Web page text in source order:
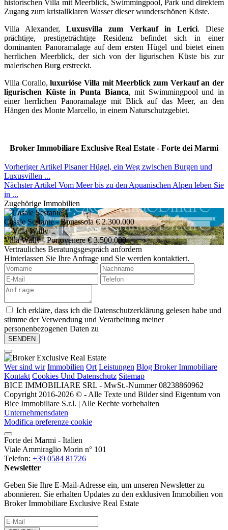
historischen Villa mit Meerblick, Swimmingpool, Park und direktem
Zugang zum kristallklaren Wasser dieser wunderschönen Küste.
Villa Alexander,Luxusvilla zum Verkauf in Lerici. Diese
prächtige, prestigeträchtige Residenz befindet sich in einer
dominanten Panoramalage auf dem ersten Hügel und bietet einen
herrlichen Meerblick, der sich von der ligurischen Küste bis zur
malerischen Burg erstreckt.
Villa Corallo,luxuriöse Villa mit Meerblick zum Verkauf an der
ligurischen Küste in Punta Bianca, mit Swimmingpool und in
einer herrlichen Panoramalage mit Blick auf das Meer, an den
Hängen des Monte Marcello, in einem Naturschutzgebiet.
Broker Immobiliare Exclusive Real Estate - Forte dei Marmi
Vorheriger Artikel Pisaner Hügel, ein Weg zwischen Burgen und
Luxusvillen ...
Nächster Artikel Vom Meer bis zu den Apuanischen Alpen leben Sie
in ...
Zugehörige Immobilien
Casale Sestante- Bonassola € 2.300.000
Villa Wally- Portovenere € 3.500.000
Vertrauliches Beratungsgespräch anfordern
Hinterlassen Sie Ihre Anfrage und Sie werden kontaktiert.
Ich erkläre, dass ich die Datenschutzerklärung gelesen habe und
stimme der Verwendung und Verarbeitung meiner
personenbezogenen Daten zu
Wer sind wir Immobilien Ort Leistungen Blog Broker Immobiliare
Kontakt Cookies Und Datenschutz Sitemap
BICE IMMOBILIARE SRL - MwSt.-Nummer 08238860962
Copyright 2016-2026 © - Alle Texte und Bilder sind Eigentum von
Bice Immobiliare S.r.l. | Alle Rechte vorbehalten
Unternehmensdaten
Modifica preferenze cookie
Forte dei Marmi - Italien
Viale Ammiraglio Morin n° 101
Telefon: +39 0584 81726
Newsletter
Geben Sie Ihre E-Mail-Adresse ein, um unseren Newsletter zu
abonnieren. Sie erhalten Updates zu den exklusiven Immobilien von
Broker Immobiliare Exclusive Real Estate